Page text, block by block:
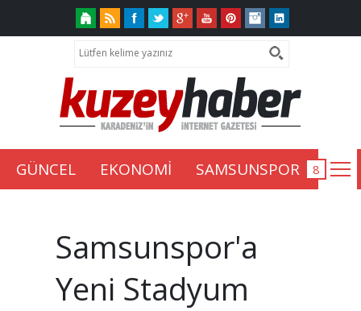
GÜNCEL EKONOMİ SAMSUNSPOR
Samsunspor'a
Yeni Stadyum